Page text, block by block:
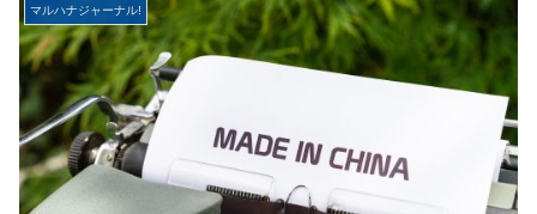
マルハナジャーナル!